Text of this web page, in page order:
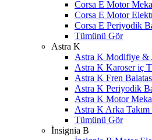
Corsa E Motor
Corsa E Motor
Corsa E Periyodik
Tümünü Gör
Astra K
Astra K Modifiye &
Astra K Karoser iç
Astra K Fren
Astra K Periyodik
Astra K Motor
Astra K Arka Takım
Tümünü Gör
İnsignia B